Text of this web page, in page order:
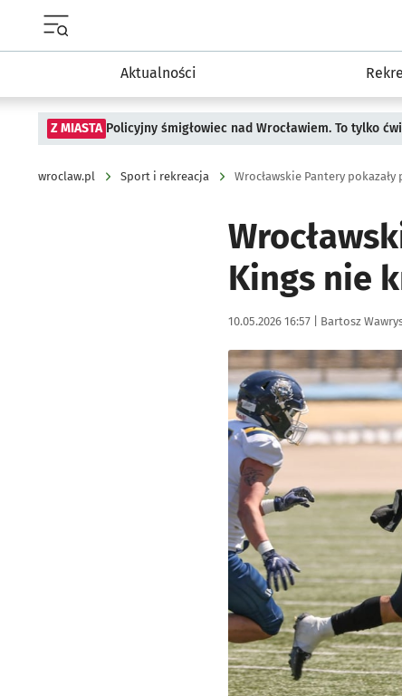
Aktualności
Z MIASTA Policyjny śmigłowiec nad Wrocławiem. To tylko
wroclaw.pl Sport i rekreacja Wrocławskie Pantery
Kings nie
Data publikacji:
10.05.2026 16:57 | Autor:
Bartosz
Kliknij, aby zobaczyć